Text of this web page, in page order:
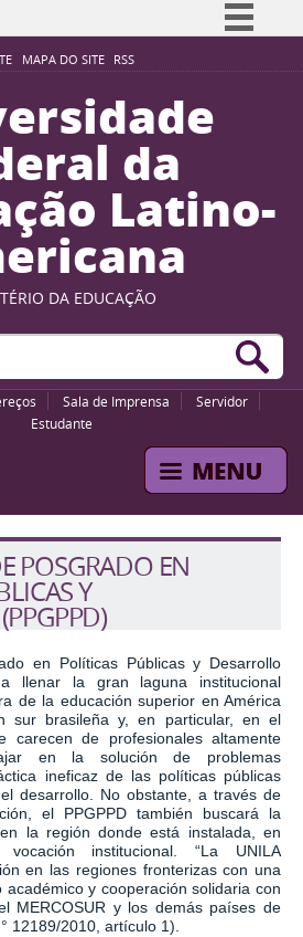
MAPA DO SITE RSS
Simplifique!
Participe
Acesso à informação
Legislação
Canais
da
Latino-
DA EDUCAÇÃO
Sala de Imprensa
Servidor
Estudante
POSGRADO EN
Y
en Políticas Públicas y Desarrollo
a llenar la gran laguna institucional
de la educación superior en América
sur brasileña y, en particular, en el
carecen de profesionales altamente
en la solución de problemas
ineficaz de las políticas públicas
desarrollo.
No obstante, a través de
el PPGPPD también buscará la
la región donde está instalada, en
institucional. “La UNILA
en las regiones fronterizas con una
y cooperación solidaria con
MERCOSUR y los demás países de
12189/2010, artículo 1).